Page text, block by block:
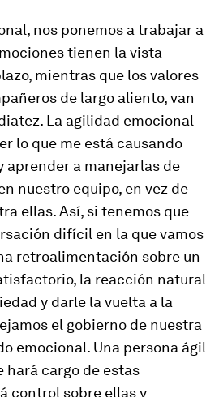
nos ponemos a trabajar a
tienen la vista
mientras que los valores
de largo aliento, van
La agilidad emocional
lo que me está causando
aprender a manejarlas de
nuestro equipo, en vez de
ellas. Así, si tenemos que
difícil en la que vamos
retroalimentación sobre un
la reacción natural
y darle la vuelta a la
el gobierno de nuestra
emocional. Una persona ágil
hará cargo de estas
control sobre ellas y